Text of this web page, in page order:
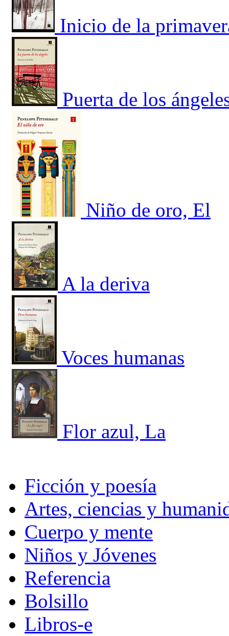
Inicio de la
Puerta de los
Niño de oro, El
A la deriva
Voces humanas
Flor azul, La
Ficción y poesía
Artes, ciencias y
Cuerpo y mente
Niños y Jóvenes
Referencia
Bolsillo
Libros-e